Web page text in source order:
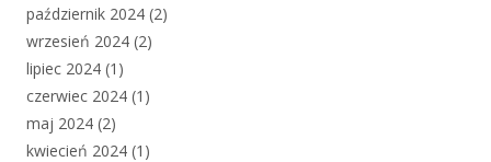
październik 2024 (2)
wrzesień 2024 (2)
lipiec 2024 (1)
czerwiec 2024 (1)
maj 2024 (2)
kwiecień 2024 (1)